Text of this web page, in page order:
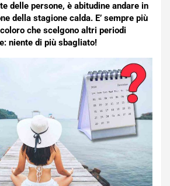
delle persone, è abitudine andare in
della stagione calda. E’ sempre più
che scelgono altri periodi
niente di più sbagliato!